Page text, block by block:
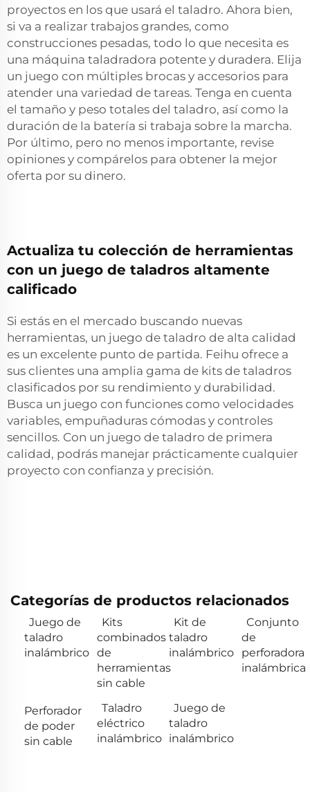
proyectos en los que usará el taladro. Ahora bien,
si va a realizar trabajos grandes, como
construcciones pesadas, todo lo que necesita es
una máquina taladradora potente y duradera. Elija
un juego con múltiples brocas y accesorios para
atender una variedad de tareas. Tenga en cuenta
el tamaño y peso totales del taladro, así como la
duración de la batería si trabaja sobre la marcha.
Por último, pero no menos importante, revise
opiniones y compárelos para obtener la mejor
oferta por su dinero.
Actualiza tu colección de herramientas
con un juego de taladros altamente
calificado
Si estás en el mercado buscando nuevas
herramientas, un juego de taladro de alta calidad
es un excelente punto de partida. Feihu ofrece a
sus clientes una amplia gama de kits de taladros
clasificados por su rendimiento y durabilidad.
Busca un juego con funciones como velocidades
variables, empuñaduras cómodas y controles
sencillos. Con un juego de taladro de primera
calidad, podrás manejar prácticamente cualquier
proyecto con confianza y precisión.
Categorías de productos relacionados
Juego de
taladro
inalámbrico
Kits
combinados
de
herramientas
sin cable
Kit de
taladro
inalámbrico
Conjunto
de
perforadora
inalámbrica
Perforador
de poder
sin cable
Taladro
eléctrico
inalámbrico
Juego de
taladro
inalámbrico